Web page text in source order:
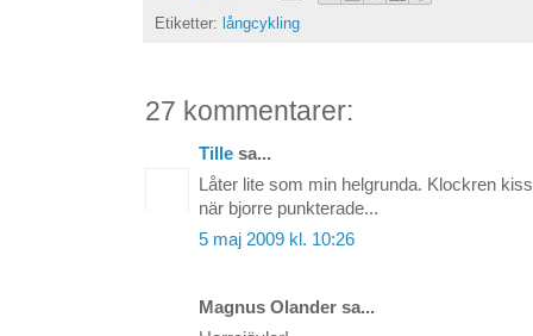
Etiketter: långcykling
27 kommentarer:
Tille sa...
Låter lite som min helgrunda. Klockren
när bjorre punkterade...
5 maj 2009 kl. 10:26
Magnus Olander sa...